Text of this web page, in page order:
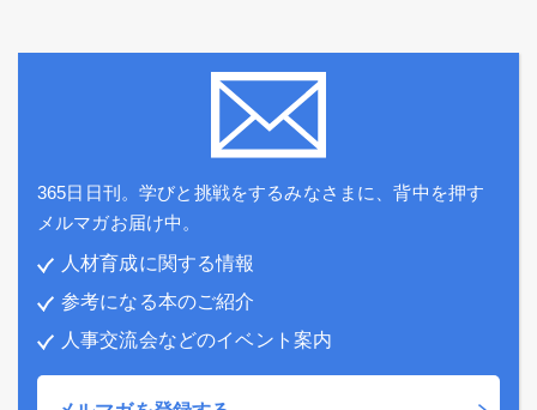
365日日刊。学びと挑戦をするみなさまに、背中を押す
メルマガお届け中。
人材育成に関する情報
参考になる本のご紹介
人事交流会などのイベント案内